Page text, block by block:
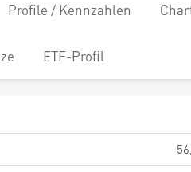
Profile / Kennzahlen
ETF-Profil